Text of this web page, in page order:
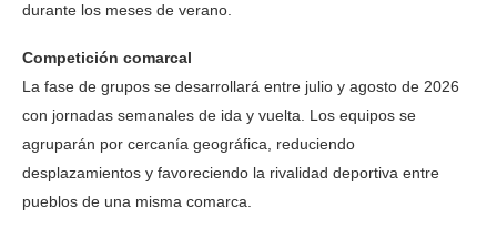
durante los meses de verano.
Competición comarcal
La fase de grupos se desarrollará entre julio y agosto de 2026
con jornadas semanales de ida y vuelta. Los equipos se
agruparán por cercanía geográfica, reduciendo
desplazamientos y favoreciendo la rivalidad deportiva entre
pueblos de una misma comarca.